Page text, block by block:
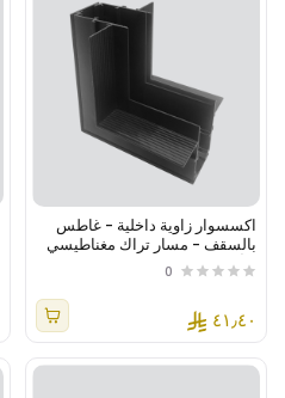
اكسسوار زاوية داخلية - غاطس
بالسقف - مسار تراك مغناطيسي
- أسود
0
٤١٫٤٠